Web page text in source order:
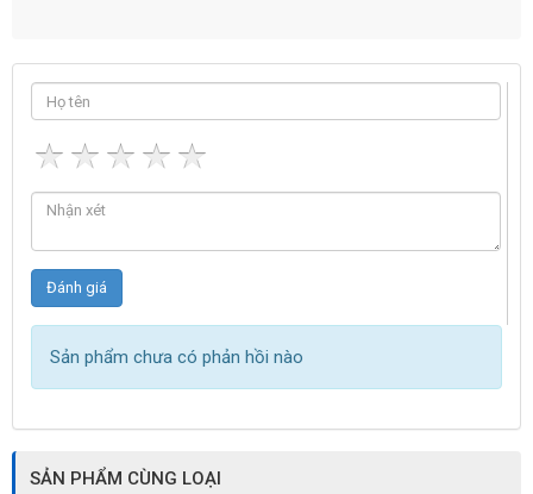
Sản phẩm chưa có phản hồi nào
SẢN PHẨM CÙNG LOẠI